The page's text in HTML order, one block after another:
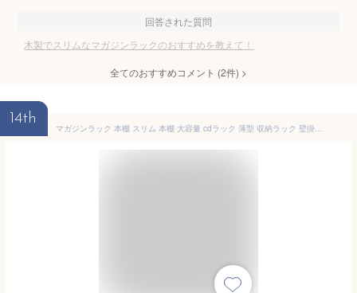
回答された質問
木製でスリムなマガジンラックのおすすめを教えて！
全てのおすすめコメント (2件) >
14th
マガジンラック 本棚 スリム 本棚 大容量 cdラック 薄型 収納ラック 壁掛け 隙間収納 木製 ブックラック コミックラック 絵本棚 CD DVD収納 省スペース 簡単取り付け おしゃれ 自宅用 子供用